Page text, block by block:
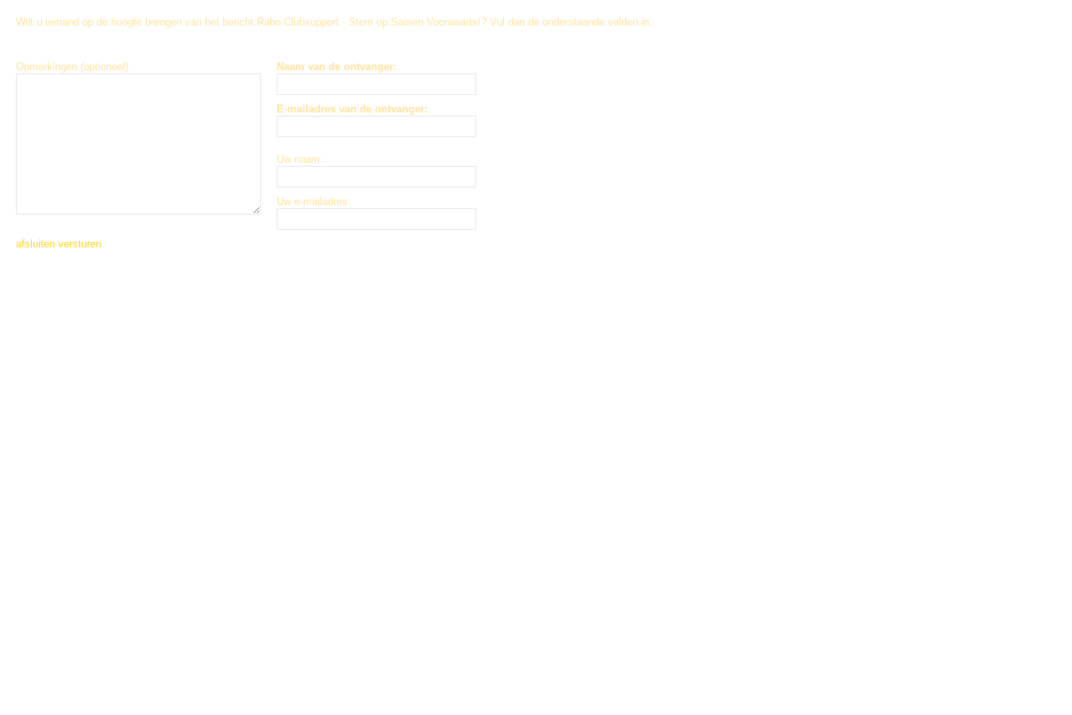
Wilt u iemand op de hoogte brengen van het bericht: Rabo Clubsupport - Stem op Samen Voorwaarts!? Vul dan de onderstaande velden in.
Opmerkingen (optioneel) Naam van de ontvanger:
E-mailadres van de ontvanger:
Uw naam:
Uw e-mailadres:
afsluiten versturen